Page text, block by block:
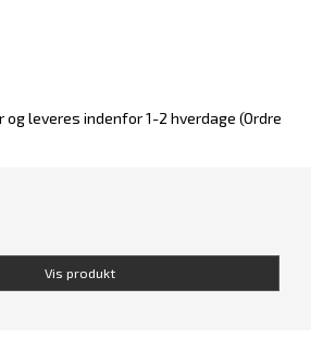
og leveres indenfor 1-2 hverdage (Ordre
Vis produkt